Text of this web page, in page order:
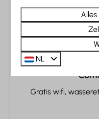
Comfortabele
Gratis wifi,
NL